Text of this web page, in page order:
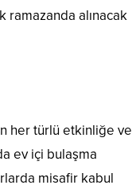
ramazanda alınacak
her türlü etkinliğe ve
ev içi bulaşma
misafir kabul